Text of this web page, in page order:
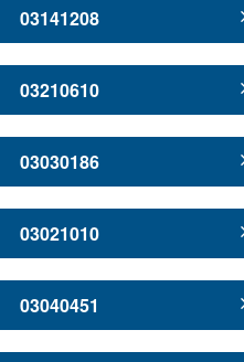
03141208
03210610
03030186
03021010
03040451